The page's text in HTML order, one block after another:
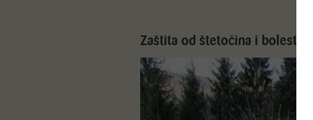
Zaštita od štetočina i bolesti